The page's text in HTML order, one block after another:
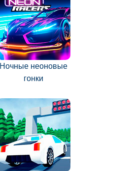
Ночные неоновые
гонки